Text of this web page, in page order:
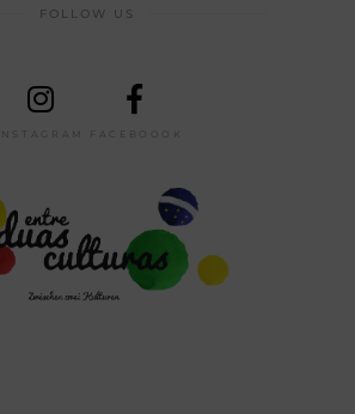
FOLLOW US
INSTAGRAM FACEBOOOK